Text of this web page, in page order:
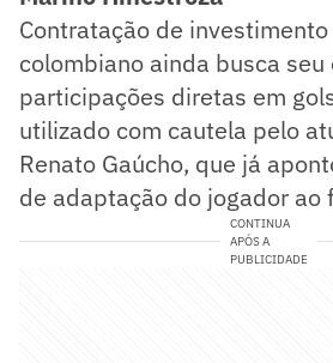
Contratação de
colombiano ainda busca seu
participações diretas em
utilizado com cautela pelo
Renato Gaúcho, que já
de adaptação do jogador ao
CONTINUA
APÓS A
PUBLICIDADE